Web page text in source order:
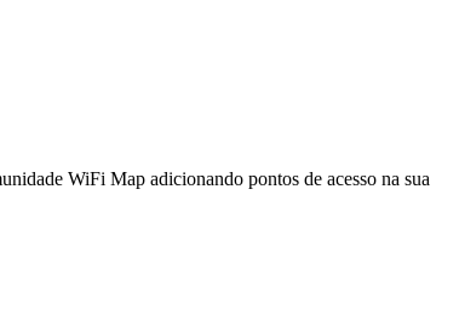
WiFi Map adicionando pontos de acesso na sua